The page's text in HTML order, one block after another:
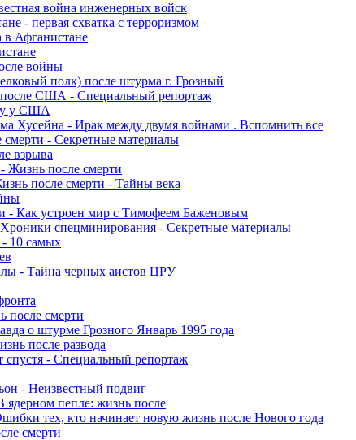
война инженерных войск
- первая схватка с терроризмом
в Афганистане
войны
полк) после штурма г. Грозный
США - Специальный репортаж
у США
Хусейна - Ирак между двумя войнами . Вспомнить все
смерти - Секретные материалы
взрыва
Жизнь после смерти
после смерти - Тайны века
- Как устроен мир с Тимофеем Баженовым
спецминирования - Секретные материалы
10 самых
- Тайна черных аистов ЦРУ
после смерти
о штурме Грозного Январь 1995 года
после развода
спустя - Специальный репортаж
- Неизвестный подвиг
пепле: жизнь после
тех, кто начинает новую жизнь после Нового года
смерти